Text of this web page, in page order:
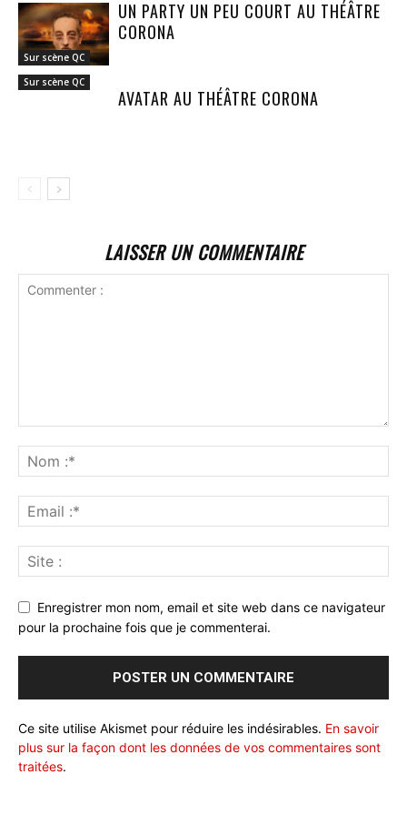
Sur scène QC
UN PARTY UN PEU COURT AU THÉÂTRE
CORONA
Sur scène QC
AVATAR AU THÉÂTRE CORONA
LAISSER UN COMMENTAIRE
Enregistrer mon nom, email et site web dans ce navigateur
pour la prochaine fois que je commenterai.
Ce site utilise Akismet pour réduire les indésirables. En savoir
plus sur la façon dont les données de vos commentaires sont
traitées.